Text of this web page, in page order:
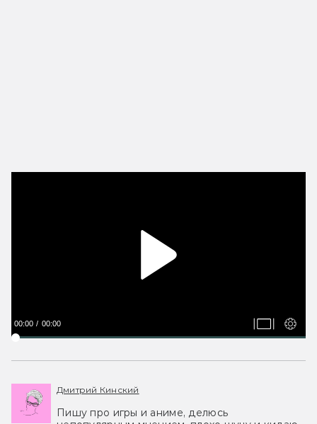
00:00 00:00
Дмитрий Кинский
Пишу про игры и аниме, делюсь